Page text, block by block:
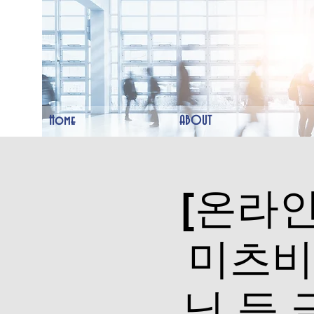
Home ABOUT
[온라
미츠